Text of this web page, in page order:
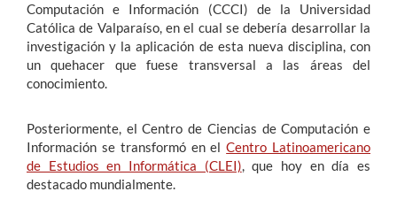
Computación e Información (CCCI) de la Universidad
Católica de Valparaíso, en el cual se debería desarrollar la
investigación y la aplicación de esta nueva disciplina, con
un quehacer que fuese transversal a las áreas del
conocimiento.
Posteriormente, el Centro de Ciencias de Computación e
Información se transformó en elCentro Latinoamericano
de Estudios en Informática (CLEI), que hoy en día es
destacado mundialmente.